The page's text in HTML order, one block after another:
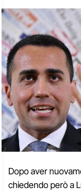
Dopo aver
chiedendo però a